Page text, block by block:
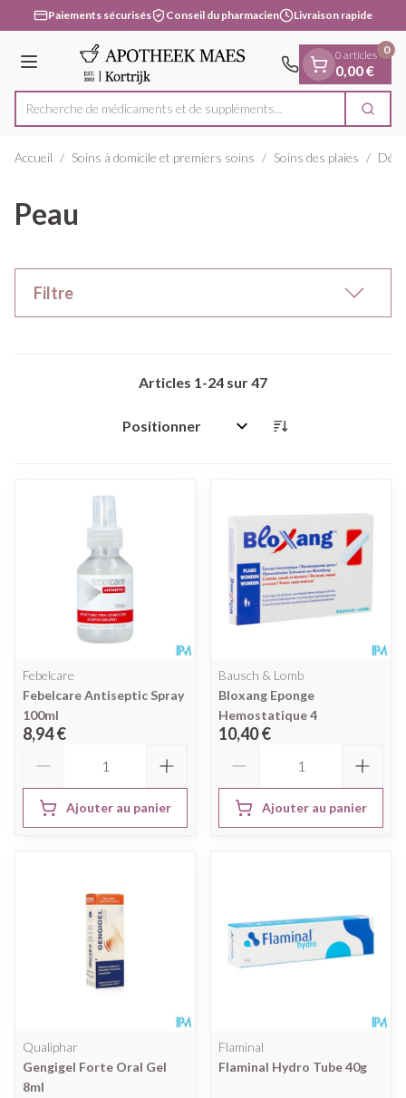
Aller au contenu
1 de 1
Paiements sécurisés Conseil du pharmacien Livraison rapide
Menu
Rechercher
Recherche de médicaments et de su
0 articles
0,00 €
0
Accueil / Soins à domicile et premiers soins / Soins des plaies /
Peau
Filtre
Articles 1-24 sur47
Trier par:
Febelcare
Febelcare Antiseptic Spray
100ml
8,94 €
Ajouter au panier
Bausch & Lomb
Bloxang Eponge
Hemostatique 4
10,40 €
Ajouter au panier
Qualiphar
Gengigel Forte Oral Gel
8ml
Flaminal
Flaminal Hydro Tube 40g